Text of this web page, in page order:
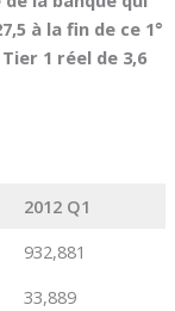
à la fin de ce 1°
1 réel de 3,6
2012 Q1
932,881
33,889